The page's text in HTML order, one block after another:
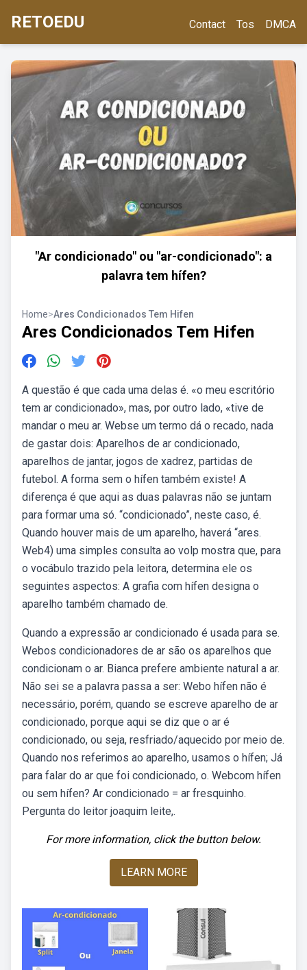
RETOEDU Contact Tos DMCA
"Ar condicionado" ou "ar-condicionado": a
palavra tem hífen?
Home>Ares Condicionados Tem Hifen
Ares Condicionados Tem Hifen
A questão é que cada uma delas é. «o meu escritório
tem ar condicionado», mas, por outro lado, «tive de
mandar o meu ar. Webse um termo dá o recado, nada
de gastar dois: Aparelhos de ar condicionado,
aparelhos de jantar, jogos de xadrez, partidas de
futebol. A forma sem o hífen também existe! A
diferença é que aqui as duas palavras não se juntam
para formar uma só. “condicionado”, neste caso, é.
Quando houver mais de um aparelho, haverá “ares.
Web4) uma simples consulta ao volp mostra que, para
o vocábulo trazido pela leitora, determina ele os
seguintes aspectos: A grafia com hífen designa o
aparelho também chamado de.
Quando a expressão ar condicionado é usada para se.
Webos condicionadores de ar são os aparelhos que
condicionam o ar. Bianca prefere ambiente natural a ar.
Não sei se a palavra passa a ser: Webo hífen não é
necessário, porém, quando se escreve aparelho de ar
condicionado, porque aqui se diz que o ar é
condicionado, ou seja, resfriado/aquecido por meio de.
Quando nos referimos ao aparelho, usamos o hífen; Já
para falar do ar que foi condicionado, o. Webcom hífen
ou sem hífen? Ar condicionado = ar fresquinho.
Pergunta do leitor joaquim leite,.
For more information, click the button below.
LEARN MORE